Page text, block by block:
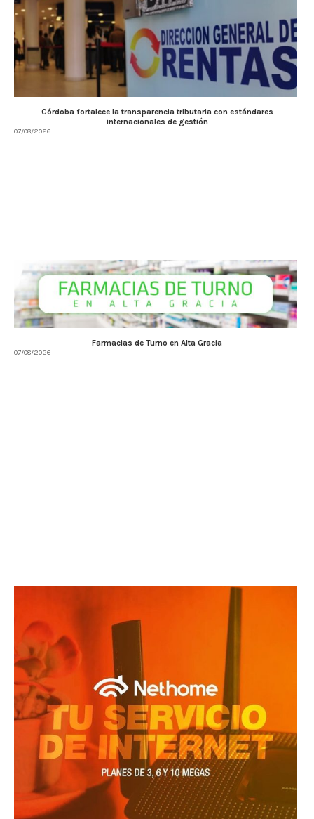
Córdoba fortalece la transparencia tributaria con estándares
internacionales de gestión
07/08/2026
Farmacias de Turno en Alta Gracia
07/08/2026